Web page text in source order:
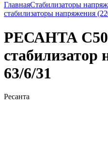
ГлавнаяСтабилизаторы
стабилизаторы напряжения
РЕСАНТА
стабилизатор
63/6/31
Ресанта